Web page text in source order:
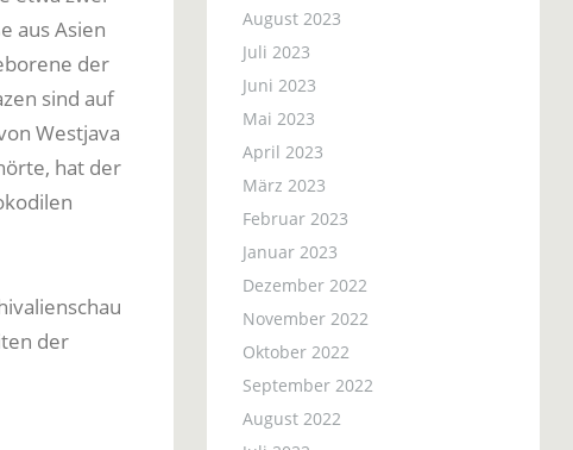
aus Asien
der
sind auf
Westjava
hat der
der
August 2023
Juli 2023
Juni 2023
Mai 2023
April 2023
März 2023
Februar 2023
Januar 2023
Dezember 2022
November 2022
Oktober 2022
September 2022
August 2022